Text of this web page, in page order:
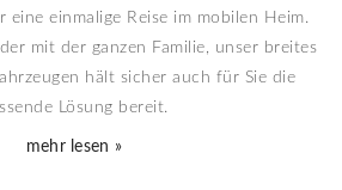
eine einmalige Reise im mobilen Heim.
mit der ganzen Familie, unser breites
hält sicher auch für Sie die
Lösung bereit.
mehr lesen »